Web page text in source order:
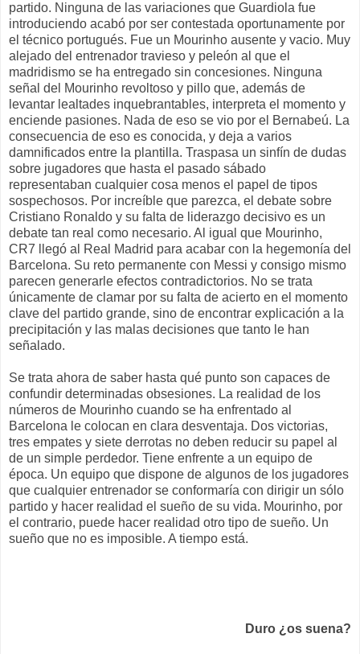
partido. Ninguna de las variaciones que Guardiola fue
introduciendo acabó por ser contestada oportunamente por
el técnico portugués. Fue un Mourinho ausente y vacio. Muy
alejado del entrenador travieso y peleón al que el
madridismo se ha entregado sin concesiones. Ninguna
señal del Mourinho revoltoso y pillo que, además de
levantar lealtades inquebrantables, interpreta el momento y
enciende pasiones. Nada de eso se vio por el Bernabeú. La
consecuencia de eso es conocida, y deja a varios
damnificados entre la plantilla. Traspasa un sinfín de dudas
sobre jugadores que hasta el pasado sábado
representaban cualquier cosa menos el papel de tipos
sospechosos. Por increíble que parezca, el debate sobre
Cristiano Ronaldo y su falta de liderazgo decisivo es un
debate tan real como necesario. Al igual que Mourinho,
CR7 llegó al Real Madrid para acabar con la hegemonía del
Barcelona. Su reto permanente con Messi y consigo mismo
parecen generarle efectos contradictorios. No se trata
únicamente de clamar por su falta de acierto en el momento
clave del partido grande, sino de encontrar explicación a la
precipitación y las malas decisiones que tanto le han
señalado.
Se trata ahora de saber hasta qué punto son capaces de
confundir determinadas obsesiones. La realidad de los
números de Mourinho cuando se ha enfrentado al
Barcelona le colocan en clara desventaja. Dos victorias,
tres empates y siete derrotas no deben reducir su papel al
de un simple perdedor. Tiene enfrente a un equipo de
época. Un equipo que dispone de algunos de los jugadores
que cualquier entrenador se conformaría con dirigir un sólo
partido y hacer realidad el sueño de su vida. Mourinho, por
el contrario, puede hacer realidad otro tipo de sueño. Un
sueño que no es imposible. A tiempo está.
Duro ¿os suena?